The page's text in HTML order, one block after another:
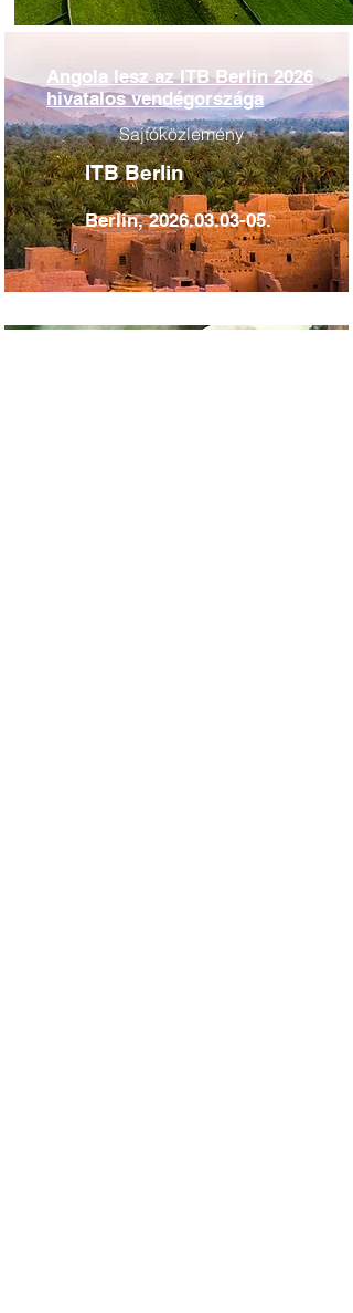
Angola lesz az ITB Berlin 2026
hivatalos vendégországa
Sajtóközlemény
ITB Berlin
Berlin,2026.03.03-05.